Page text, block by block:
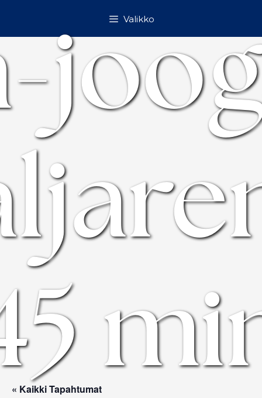
Valikko
« Kaikki Tapahtumat